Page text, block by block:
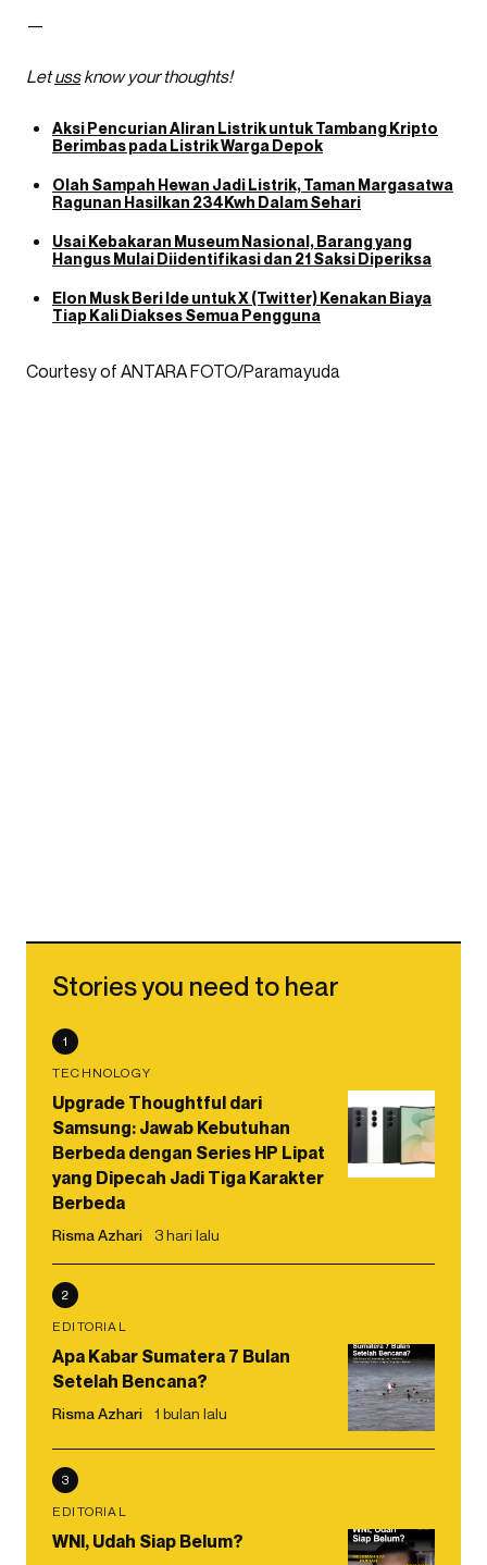
—
Letussknow your thoughts!
Aksi Pencurian Aliran Listrik untuk Tambang Kripto
Berimbas pada Listrik Warga Depok
Olah Sampah Hewan Jadi Listrik, Taman Margasatwa
Ragunan Hasilkan 234Kwh Dalam Sehari
Usai Kebakaran Museum Nasional, Barang yang
Hangus Mulai Diidentifikasi dan 21 Saksi Diperiksa
Elon Musk Beri Ide untuk X (Twitter) Kenakan Biaya
Tiap Kali Diakses Semua Pengguna
Courtesy of ANTARA FOTO/Paramayuda
Stories you need to hear
1
TECHNOLOGY
Upgrade Thoughtful dari
Samsung: Jawab Kebutuhan
Berbeda dengan Series HP Lipat
yang Dipecah Jadi Tiga Karakter
Berbeda
Risma Azhari 3 hari lalu
2
EDITORIAL
Apa Kabar Sumatera 7 Bulan
Setelah Bencana?
Risma Azhari 1 bulan lalu
3
EDITORIAL
WNI, Udah Siap Belum?